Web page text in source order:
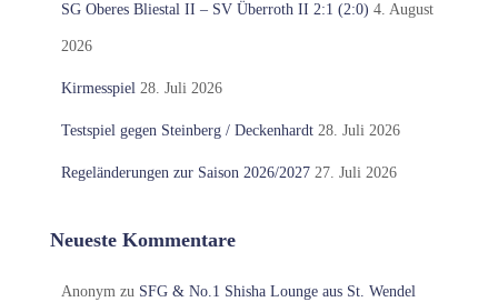
SG Oberes Bliestal II – SV Überroth II 2:1 (2:0) 4. August
2026
Kirmesspiel 28. Juli 2026
Testspiel gegen Steinberg / Deckenhardt 28. Juli 2026
Regeländerungen zur Saison 2026/2027 27. Juli 2026
Neueste Kommentare
Anonym zu SFG & No.1 Shisha Lounge aus St. Wendel